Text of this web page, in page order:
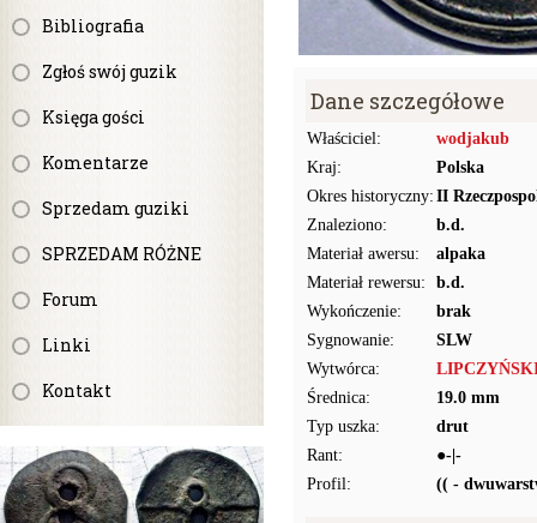
Bibliografia
Zgłoś swój guzik
Księga gości
Komentarze
Sprzedam guziki
SPRZEDAM RÓŻNE
Forum
Linki
Kontakt
Dane szczegółowe
Właściciel:
wodjakub
Kraj:
Polska
Okres historyczny: II
Znaleziono:
b.d.
Materiał awersu:
alpaka
Materiał rewersu:
b.d.
Wykończenie:
brak
Sygnowanie:
SLW
Wytwórca:
Średnica:
19.0 mm
Typ uszka:
drut
Rant:
●-|-
Profil:
(( -